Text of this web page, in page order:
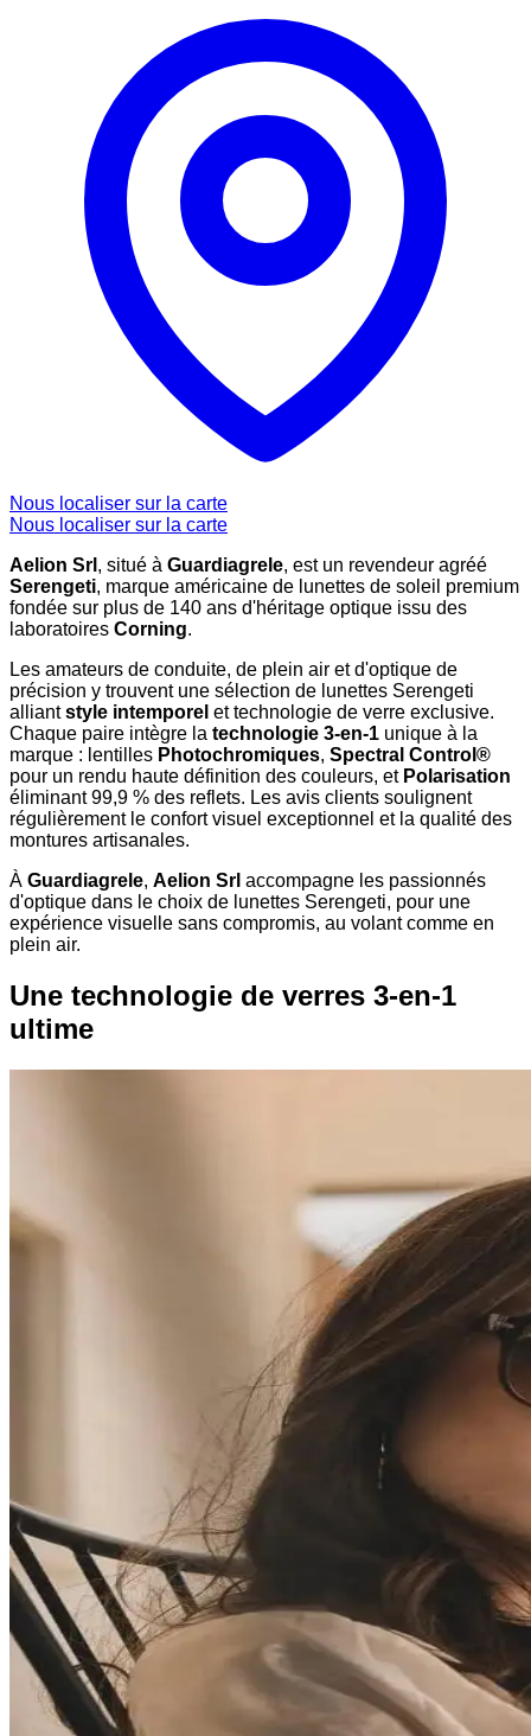
Nous localiser sur la carte
Nous localiser sur la carte
Aelion Srl , situé à Guardiagrele, est un revendeur agréé
Serengeti, marque américaine de lunettes de soleil premium
fondée sur plus de 140 ans d'héritage optique issu des
laboratoires Corning.
Les amateurs de conduite, de plein air et d'optique de
précision y trouvent une sélection de lunettes Serengeti
alliantstyle intemporel et technologie de verre exclusive.
Chaque paire intègre la technologie 3-en-1 unique à la
marque : lentilles Photochromiques, Spectral Control®
pour un rendu haute définition des couleurs, et Polarisation
éliminant 99,9 % des reflets. Les avis clients soulignent
régulièrement le confort visuel exceptionnel et la qualité des
montures artisanales.
À Guardiagrele, Aelion Srl accompagne les passionnés
d'optique dans le choix de lunettes Serengeti, pour une
expérience visuelle sans compromis, au volant comme en
plein air.
Une technologie de verres 3-en-1
ultime